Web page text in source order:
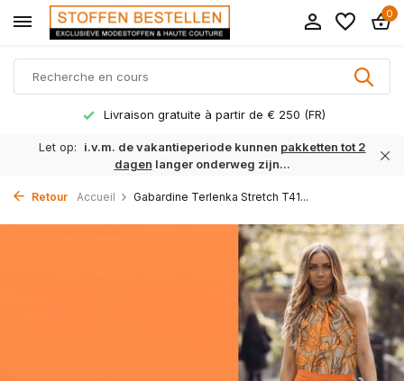
0
Livraison gratuite à partir de € 250 (FR)
Let op: i.v.m. de vakantieperiode kunnen pakketten tot 2
dagen langer onderweg zijn...
Retour Accueil Gabardine Terlenka Stretch T41...